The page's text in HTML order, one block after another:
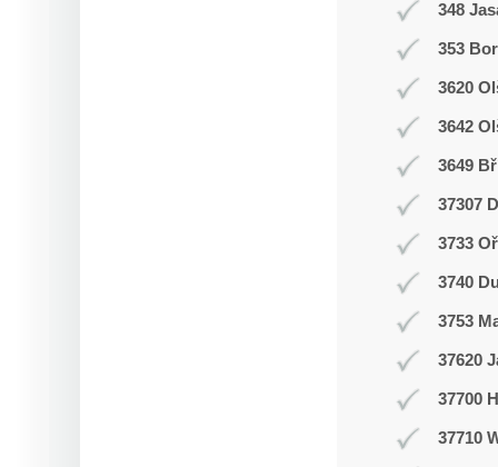
348
353
3620
3642
3649
37307
3733
3740
3753
37620
37700
37710